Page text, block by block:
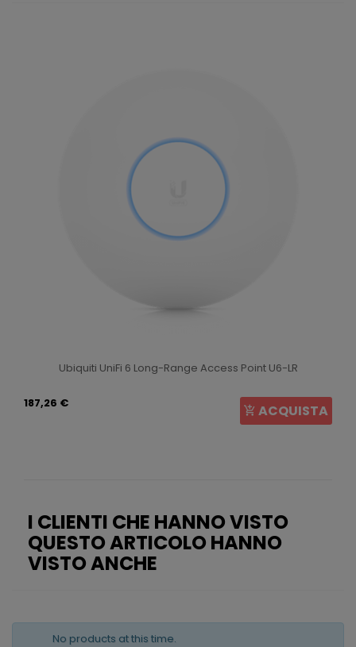
Ubiquiti UniFi 6 Long-Range Access Point U6-LR
187,26 € ACQUISTA
I CLIENTI CHE HANNO VISTO
QUESTO ARTICOLO HANNO
VISTO ANCHE
No products at this time.